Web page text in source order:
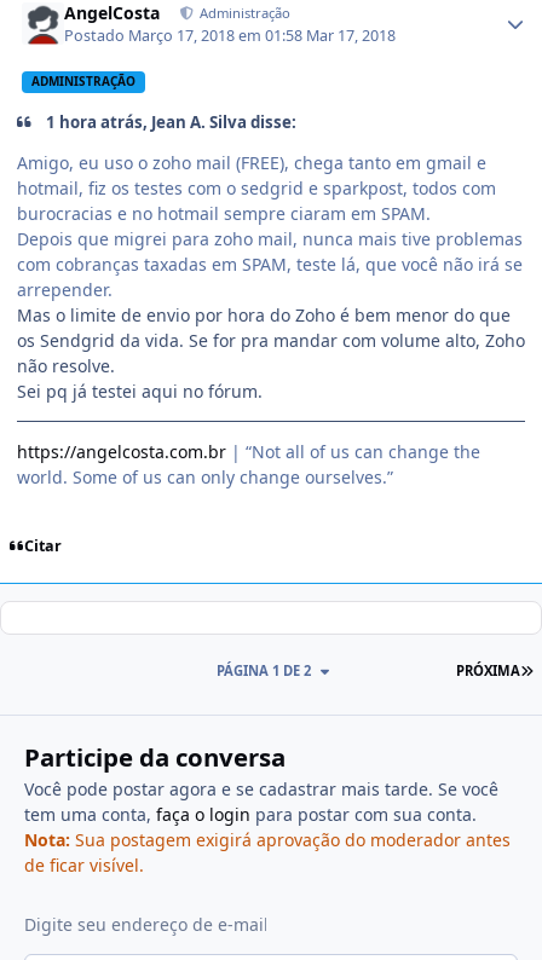
AngelCosta Administração
Postado Março 17, 2018 em 01:58 Mar 17, 2018
ADMINISTRAÇÃO
1 hora atrás, Jean A. Silva disse:
Amigo, eu uso o zoho mail (FREE), chega tanto em gmail e
hotmail, fiz os testes com o sedgrid e sparkpost, todos com
burocracias e no hotmail sempre ciaram em SPAM.
Depois que migrei para zoho mail, nunca mais tive problemas
com cobranças taxadas em SPAM, teste lá, que você não irá se
arrepender.
Mas o limite de envio por hora do Zoho é bem menor do que
os Sendgrid da vida. Se for pra mandar com volume alto, Zoho
não resolve.
Sei pq já testei aqui no fórum.
https://angelcosta.com.br | “Not all of us can change the
world. Some of us can only change ourselves.”
Citar
PRÓXIMA
PÁGINA 1 DE 2
Participe da conversa
Você pode postar agora e se cadastrar mais tarde. Se você
tem uma conta, faça o login para postar com sua conta.
Nota: Sua postagem exigirá aprovação do moderador antes
de ficar visível.